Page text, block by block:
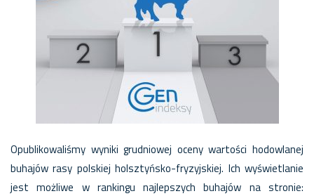
Opublikowaliśmy wyniki grudniowej oceny wartości hodowlanej
buhajów rasy polskiej holsztyńsko-fryzyjskiej. Ich wyświetlanie
jest możliwe w rankingu najlepszych buhajów na stronie: